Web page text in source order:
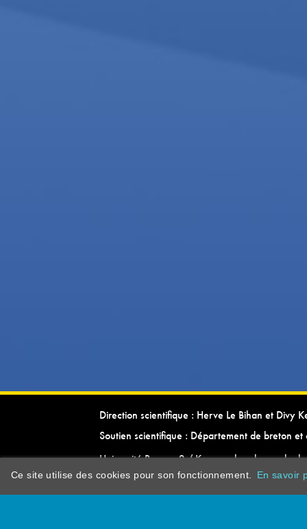
Direction scientifique : Herve Le Bihan et Divy
Soutien scientifique : Département de breton et
Université Rennes 2 / Kevrenn brezhoneg ha
Ce site utilise des cookies pour son fonctionnement. En savoir